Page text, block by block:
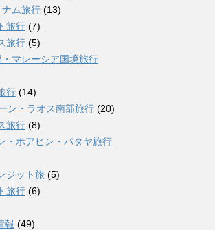
ム旅行 (13)
旅行 (7)
旅行 (5)
マレーシア国境旅行
行 (14)
ン・ラオス南部旅行 (20)
旅行 (8)
・ホアヒン・パタヤ旅行
ジット旅 (5)
旅行 (6)
報 (49)